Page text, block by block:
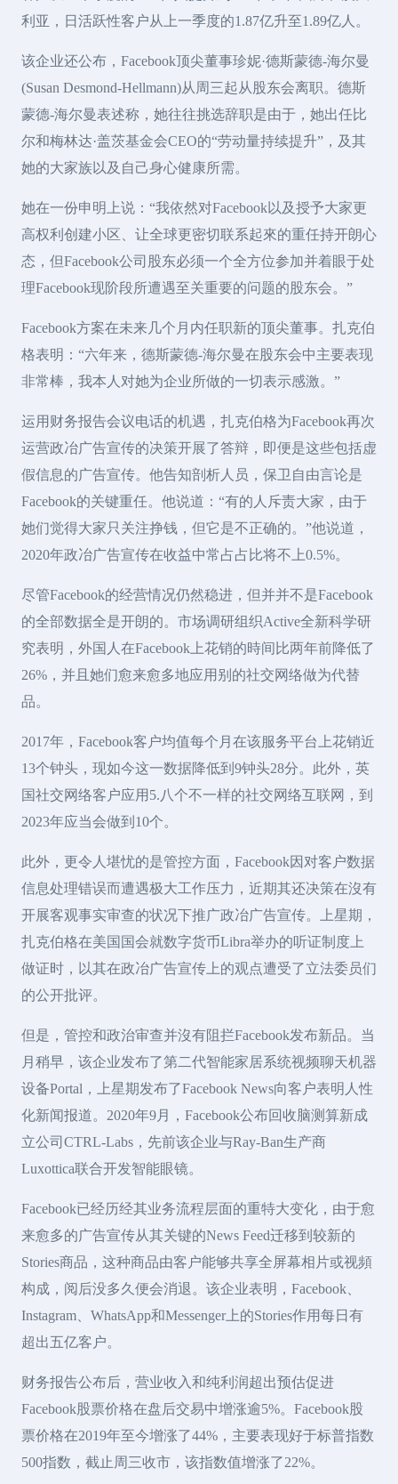
利亚，日活跃性客户从上一季度的1.87亿升至1.89亿人。
该企业还公布，Facebook顶尖董事珍妮·德斯蒙德-海尔曼
(Susan Desmond-Hellmann)从周三起从股东会离职。德斯
蒙德-海尔曼表述称，她往往挑选辞职是由于，她出任比
尔和梅林达·盖茨基金会CEO的“劳动量持续提升”，及其
她的大家族以及自己身心健康所需。
她在一份申明上说：“我依然对Facebook以及授予大家更
高权利创建小区、让全球更密切联系起來的重任持开朗心
态，但Facebook公司股东必须一个全方位参加并着眼于处
理Facebook现阶段所遭遇至关重要的问题的股东会。”
Facebook方案在未来几个月内任职新的顶尖董事。扎克伯
格表明：“六年来，德斯蒙德-海尔曼在股东会中主要表现
非常棒，我本人对她为企业所做的一切表示感激。”
运用财务报告会议电话的机遇，扎克伯格为Facebook再次
运营政冶广告宣传的决策开展了答辩，即便是这些包括虚
假信息的广告宣传。他告知剖析人员，保卫自由言论是
Facebook的关键重任。他说道：“有的人斥责大家，由于
她们觉得大家只关注挣钱，但它是不正确的。”他说道，
2020年政冶广告宣传在收益中常占占比将不上0.5%。
尽管Facebook的经营情况仍然稳进，但并并不是Facebook
的全部数据全是开朗的。市场调研组织Active全新科学研
究表明，外国人在Facebook上花销的時间比两年前降低了
26%，并且她们愈来愈多地应用别的社交网络做为代替
品。
2017年，Facebook客户均值每个月在该服务平台上花销近
13个钟头，现如今这一数据降低到9钟头28分。此外，英
国社交网络客户应用5.八个不一样的社交网络互联网，到
2023年应当会做到10个。
此外，更令人堪忧的是管控方面，Facebook因对客户数据
信息处理错误而遭遇极大工作压力，近期其还决策在沒有
开展客观事实审查的状况下推广政冶广告宣传。上星期，
扎克伯格在美国国会就数字货币Libra举办的听证制度上
做证时，以其在政冶广告宣传上的观点遭受了立法委员们
的公开批评。
但是，管控和政治审查并沒有阻拦Facebook发布新品。当
月稍早，该企业发布了第二代智能家居系统视频聊天机器
设备Portal，上星期发布了Facebook News向客户表明人性
化新闻报道。2020年9月，Facebook公布回收脑测算新成
立公司CTRL-Labs，先前该企业与Ray-Ban生产商
Luxottica联合开发智能眼镜。
Facebook已经历经其业务流程层面的重特大变化，由于愈
来愈多的广告宣传从其关键的News Feed迁移到较新的
Stories商品，这种商品由客户能够共享全屏幕相片或视頻
构成，阅后没多久便会消退。该企业表明，Facebook、
Instagram、WhatsApp和Messenger上的Stories作用每日有
超出五亿客户。
财务报告公布后，营业收入和纯利润超出预估促进
Facebook股票价格在盘后交易中增涨逾5%。Facebook股
票价格在2019年至今增涨了44%，主要表现好于标普指数
500指数，截止周三收市，该指数值增涨了22%。